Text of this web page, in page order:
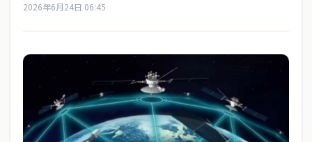
2026年6月24日 06:45